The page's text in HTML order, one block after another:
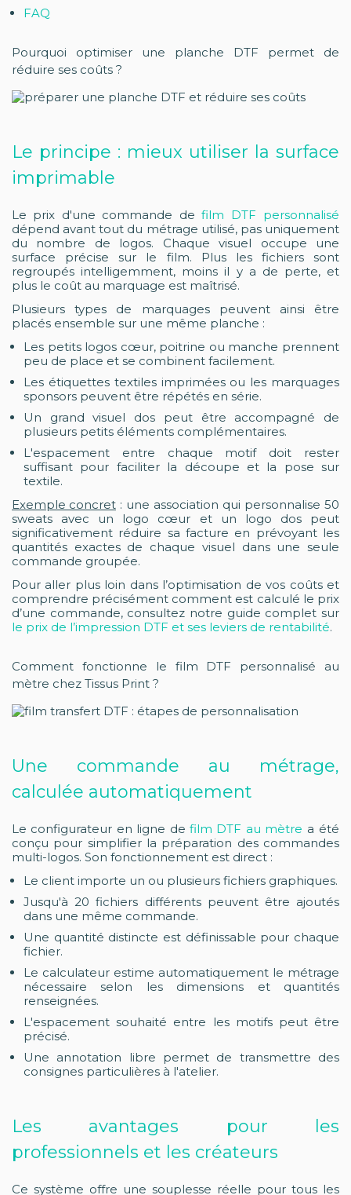
FAQ
Pourquoi optimiser une planche DTF permet de
réduire ses coûts ?
Le principe : mieux utiliser la surface
imprimable
Le prix d'une commande de film DTF personnalisé
dépend avant tout du métrage utilisé, pas uniquement
du nombre de logos. Chaque visuel occupe une
surface précise sur le film. Plus les fichiers sont
regroupés intelligemment, moins il y a de perte, et
plus le coût au marquage est maîtrisé.
Plusieurs types de marquages peuvent ainsi être
placés ensemble sur une même planche :
Les petits logos cœur, poitrine ou manche prennent
peu de place et se combinent facilement.
Les étiquettes textiles imprimées ou les marquages
sponsors peuvent être répétés en série.
Un grand visuel dos peut être accompagné de
plusieurs petits éléments complémentaires.
L'espacement entre chaque motif doit rester
suffisant pour faciliter la découpe et la pose sur
textile.
Exemple concret : une association qui personnalise 50
sweats avec un logo cœur et un logo dos peut
significativement réduire sa facture en prévoyant les
quantités exactes de chaque visuel dans une seule
commande groupée.
Pour aller plus loin dans l’optimisation de vos coûts et
comprendre précisément comment est calculé le prix
d’une commande, consultez notre guide complet sur
le prix de l’impression DTF et ses leviers de rentabilité.
Comment fonctionne le film DTF personnalisé au
mètre chez Tissus Print ?
Une commande au métrage,
calculée automatiquement
Le configurateur en ligne de film DTF au mètre a été
conçu pour simplifier la préparation des commandes
multi-logos. Son fonctionnement est direct :
Le client importe un ou plusieurs fichiers graphiques.
Jusqu'à 20 fichiers différents peuvent être ajoutés
dans une même commande.
Une quantité distincte est définissable pour chaque
fichier.
Le calculateur estime automatiquement le métrage
nécessaire selon les dimensions et quantités
renseignées.
L'espacement souhaité entre les motifs peut être
précisé.
Une annotation libre permet de transmettre des
consignes particulières à l'atelier.
Les avantages pour les
professionnels et les créateurs
Ce système offre une souplesse réelle pour tous les